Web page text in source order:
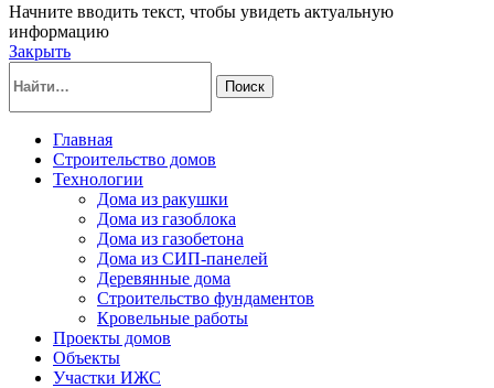
Начните вводить текст, чтобы увидеть актуальную
информацию
Закрыть
Поиск
Главная
Строительство домов
Технологии
Дома из ракушки
Дома из газоблока
Дома из газобетона
Дома из СИП-панелей
Деревянные дома
Строительство фундаментов
Кровельные работы
Проекты домов
Объекты
Участки ИЖС